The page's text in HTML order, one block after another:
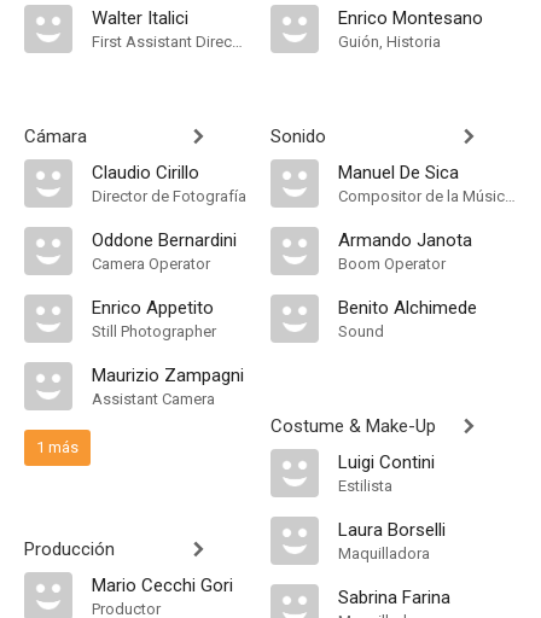
Walter Italici
First Assistant Director
Cámara
Claudio Cirillo
Director de Fotografía
Oddone Bernardini
Camera Operator
Enrico Appetito
Still Photographer
Maurizio Zampagni
Assistant Camera
1 más
Producción
Mario Cecchi Gori
Productor
Enrico Montesano
Guión, Historia
Sonido
Manuel De Sica
Compositor de la Música Original
Armando Janota
Boom Operator
Benito Alchimede
Sound
Costume & Make-Up
Luigi Contini
Estilista
Laura Borselli
Maquilladora
Sabrina Farina